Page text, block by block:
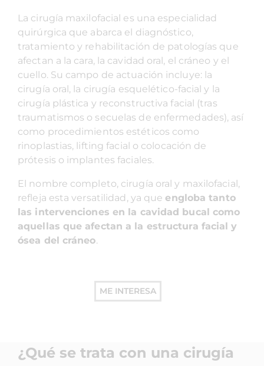
La cirugía maxilofacial es una especialidad
quirúrgica que abarca el diagnóstico,
tratamiento y rehabilitación de patologías que
afectan a la cara, la cavidad oral, el cráneo y el
cuello. Su campo de actuación incluye: la
cirugía oral, la cirugía esquelético-facial y la
cirugía plástica y reconstructiva facial (tras
traumatismos o secuelas de enfermedades), así
como procedimientos estéticos como
rinoplastias, lifting facial o colocación de
prótesis o implantes faciales.
El nombre completo, cirugía oral y maxilofacial,
refleja esta versatilidad, ya que engloba tanto
las intervenciones en la cavidad bucal como
aquellas que afectan a la estructura facial y
ósea del cráneo.
ME INTERESA
¿Qué se trata con una cirugía